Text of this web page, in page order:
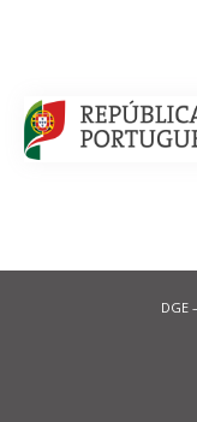
DGE